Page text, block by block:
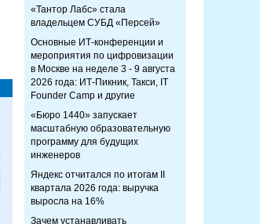
«Тантор Лабс» стала
владельцем СУБД «Персей»
Основные ИТ-конференции и
мероприятия по цифровизации
в Москве на неделе 3 - 9 августа
2026 года: ИТ-Пикник, Такси, IT
Founder Camp и другие
«Бюро 1440» запускает
масштабную образовательную
программу для будущих
инженеров
Яндекс отчитался по итогам II
квартала 2026 года: выручка
выросла на 16%
Зачем устанавливать